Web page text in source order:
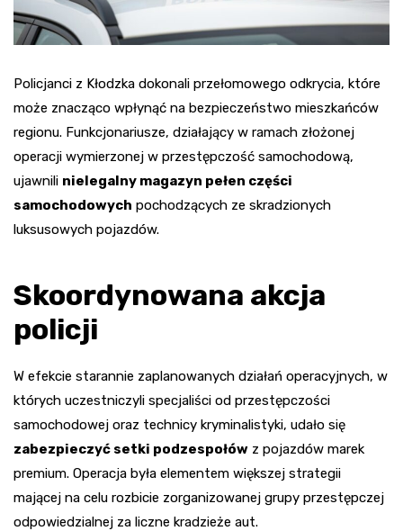
Policjanci z Kłodzka dokonali przełomowego odkrycia, które
może znacząco wpłynąć na bezpieczeństwo mieszkańców
regionu. Funkcjonariusze, działający w ramach złożonej
operacji wymierzonej w przestępczość samochodową,
ujawnili nielegalny magazyn pełen części
samochodowych pochodzących ze skradzionych
luksusowych pojazdów.
Skoordynowana akcja
policji
W efekcie starannie zaplanowanych działań operacyjnych, w
których uczestniczyli specjaliści od przestępczości
samochodowej oraz technicy kryminalistyki, udało się
zabezpieczyć setki podzespołów z pojazdów marek
premium. Operacja była elementem większej strategii
mającej na celu rozbicie zorganizowanej grupy przestępczej
odpowiedzialnej za liczne kradzieże aut.